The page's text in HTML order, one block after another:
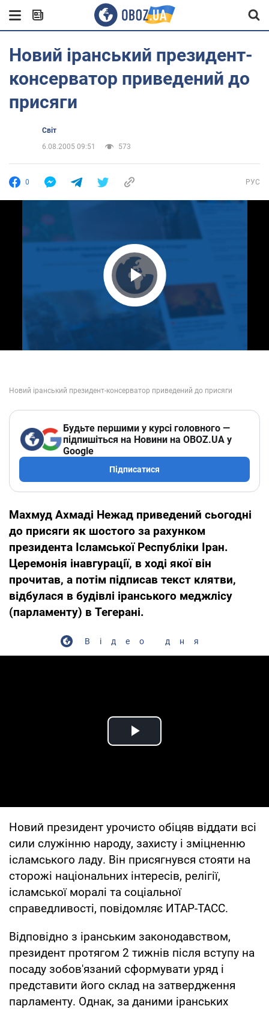
Новий іранський президент-
консерватор приведений до
присяги
Світ
6.08.2005 09:51
573
0 РУС
Play Video
Будьте першими у курсі головного —
підпишіться на Новини на OBOZ.UA у
Google
Підписатися
Махмуд Ахмаді Нежад приведений сьогодні
до присяги як шостого за рахунком
президента Ісламської Республіки Іран.
Церемонія інавгурації, в ході якої він
прочитав, а потім підписав текст клятви,
відбулася в будівлі іранського меджлісу
(парламенту) в Тегерані.
Відео дня
Play Video
Новий президент урочисто обіцяв віддати всі
сили служінню народу, захисту і зміцненню
ісламського ладу. Він присягнувся стояти на
сторожі національних інтересів, релігії,
ісламської моралі та соціальної
справедливості, повідомляє ИТАР-ТАСС.
Відповідно з іранським законодавством,
президент протягом 2 тижнів після вступу на
посаду зобов'язаний сформувати уряд і
представити його склад на затвердження
парламенту. Однак, за даними іранських